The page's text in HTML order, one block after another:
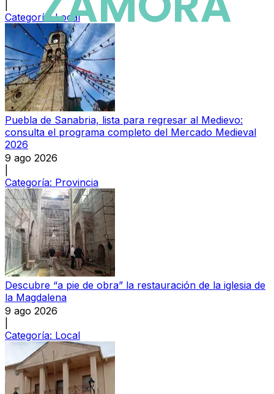
Categoría:Local
Puebla de Sanabria, lista para regresar al Medievo:
consulta el programa completo del Mercado Medieval
2026
9 ago 2026
Categoría: Provincia
Descubre “a pie de obra” la restauración de la iglesia de
la Magdalena
9 ago 2026
Categoría: Local